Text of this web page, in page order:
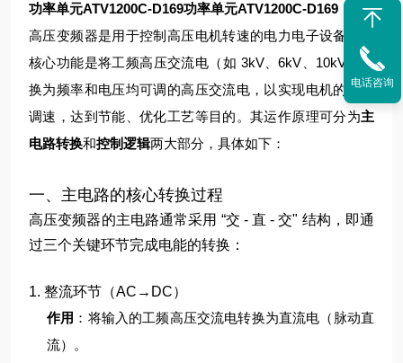
功率单元ATV1200C-D169功率单元ATV1200C-D169
高压变频器是用于控制高压电机转速的电力电子设备，其
核心功能是将工频高压交流电（如 3kV、6kV、10kV）转
换为频率和电压均可调的高压交流电，以实现电机的无级
调速，达到节能、优化工艺等目的。其运作原理可分为主
电路转换和控制逻辑两大部分，具体如下：
一、主电路的核心转换过程
高压变频器的主电路通常采用 “交 - 直 - 交" 结构，即通
过三个关键环节完成电能的转换：
1. 整流环节（AC→DC）
作用 ：将输入的工频高压交流电转换为直流电（脉动直
流）。
电话咨询